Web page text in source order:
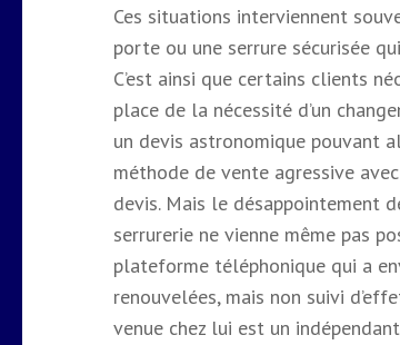
Ces situations interviennent
porte ou une serrure sécurisée
C’est ainsi que certains clients
place de la nécessité d’un
un devis astronomique pouvant
méthode de vente agressive
devis. Mais le désappointement
serrurerie ne vienne même pas
plateforme téléphonique qui a
renouvelées, mais non suivi
venue chez lui est un